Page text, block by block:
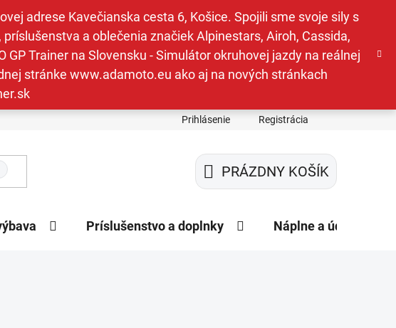
adrese Kavečianska cesta 6, Košice. Spojili sme svoje sily s
a oblečenia značiek Alpinestars, Airoh, Cassida,
Trainer na Slovensku - Simulátor okruhovej jazdy na reálnej
stránke www.adamoto.eu ako aj na nových stránkach
Prihlásenie Registrácia
NÁKUPNÝ
KOŠÍK
PRÁZDNY KOŠÍK
Príslušenstvo a doplnky Náplne a údržba